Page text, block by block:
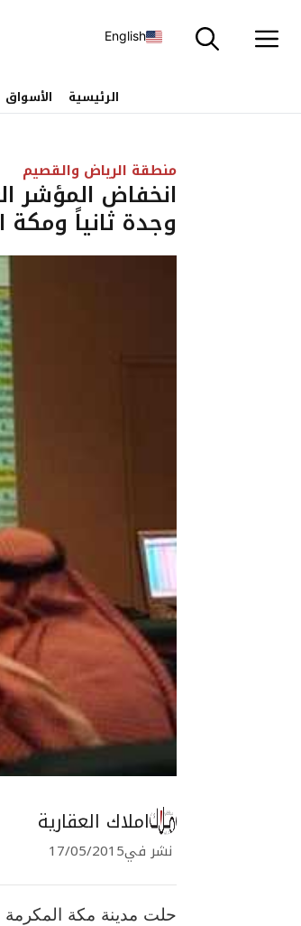
إلى
English
الرئيسية الأسواق
منطقة الرياض والقصيم
انخفاض المؤشر
وجدة ثانياً ومكة
املاك العقارية
نشر في17/05/2015
حلت مدينة مكة المكرمة